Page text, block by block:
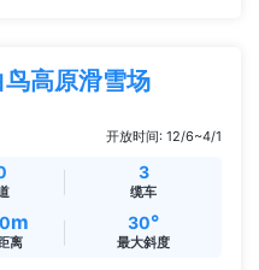
高原滑雪场
开放时间: 12/6~4/1
3
缆车
m
离
30°
最大斜度